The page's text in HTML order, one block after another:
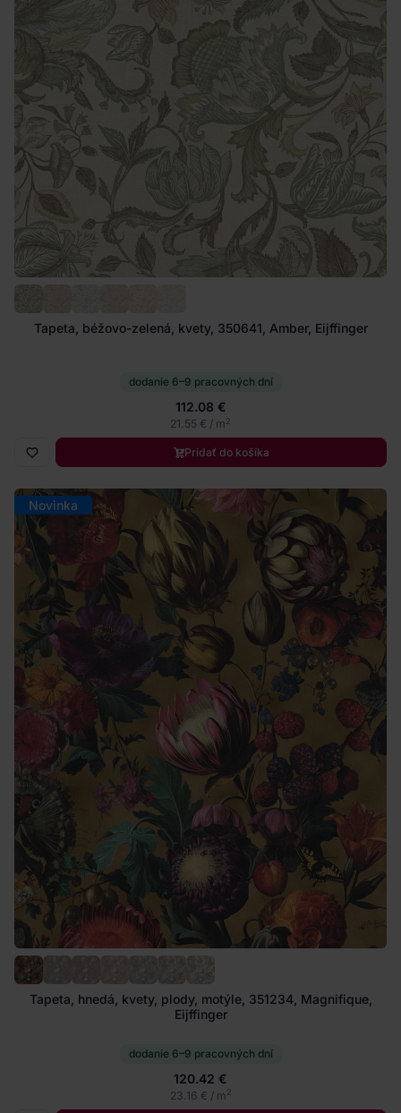
Tapeta, béžovo-zelená, kvety, 350641, Amber, Eijffinger
dodanie 6–9 pracovných dní
112.08 €
21.55 € / m2
Pridať do košíka
Novinka
Tapeta, hnedá, kvety, plody, motýle, 351234, Magnifique,
Eijffinger
dodanie 6–9 pracovných dní
120.42 €
23.16 € / m2